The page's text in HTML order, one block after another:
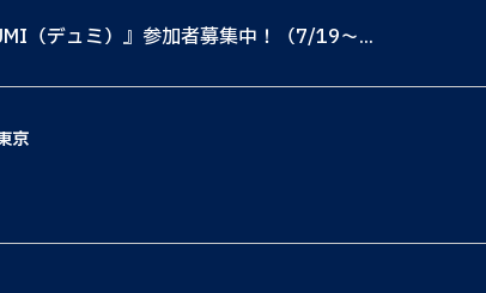
（デュミ）』参加者募集中！（7/19〜...
京